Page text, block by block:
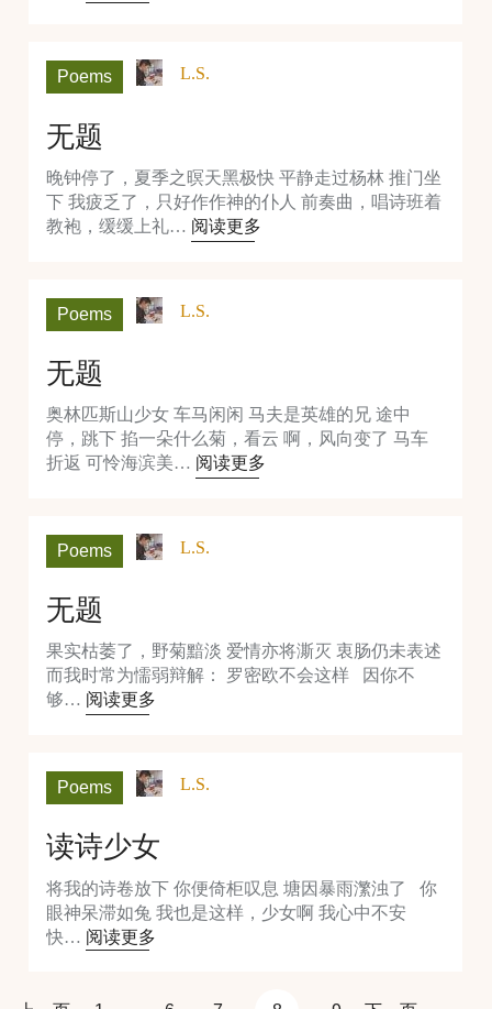
Poems L.S.
无题
晚钟停了，夏季之暝天黑极快 平静走过杨林 推门坐
下 我疲乏了，只好作作神的仆人 前奏曲，唱诗班着
教袍，缓缓上礼… 阅读更多
Poems L.S.
无题
奥林匹斯山少女 车马闲闲 马夫是英雄的兄 途中
停，跳下 掐一朵什么菊，看云 啊，风向变了 马车
折返 可怜海滨美… 阅读更多
Poems L.S.
无题
果实枯萎了，野菊黯淡 爱情亦将澌灭 衷肠仍未表述
而我时常为懦弱辩解： 罗密欧不会这样 因你不
够… 阅读更多
Poems L.S.
读诗少女
将我的诗卷放下 你便倚柜叹息 塘因暴雨瀿浊了 你
眼神呆滞如兔 我也是这样，少女啊 我心中不安
快… 阅读更多